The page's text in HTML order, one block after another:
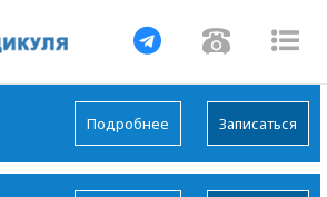
Навигация
Подробнее Записаться